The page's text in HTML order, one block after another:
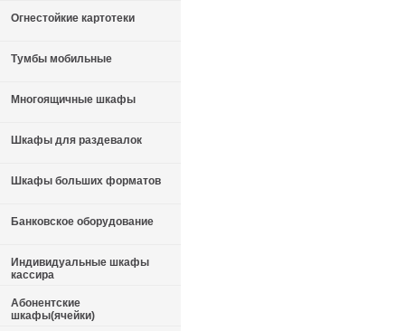
Огнестойкие картотеки
Тумбы мобильные
Многоящичные шкафы
Шкафы для раздевалок
Шкафы больших форматов
Банковское оборудование
Индивидуальные шкафы
кассира
Абонентские
шкафы(ячейки)